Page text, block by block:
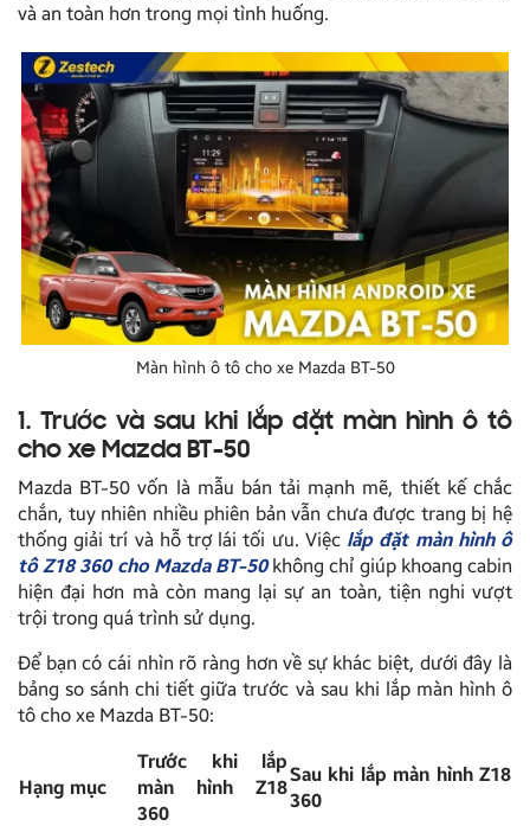
và an toàn hơn trong mọi tình huống.
Màn hình ô tô cho xe Mazda BT-50
1. Trước và sau khi lắp đặt màn hình ô tô
cho xe Mazda BT-50
Mazda BT-50 vốn là mẫu bán tải mạnh mẽ, thiết kế chắc
chắn, tuy nhiên nhiều phiên bản vẫn chưa được trang bị hệ
thống giải trí và hỗ trợ lái tối ưu. Việc lắp đặt màn hình ô
tô Z18 360 cho Mazda BT-50không chỉ giúp khoang cabin
hiện đại hơn mà còn mang lại sự an toàn, tiện nghi vượt
trội trong quá trình sử dụng.
Để bạn có cái nhìn rõ ràng hơn về sự khác biệt, dưới đây là
bảng so sánh chi tiết giữa trước và sau khi lắp màn hình ô
tô cho xe Mazda BT-50:
Hạng mục
Trước khi lắp
màn hình Z18
360
Sau khi lắp màn hình Z18
360